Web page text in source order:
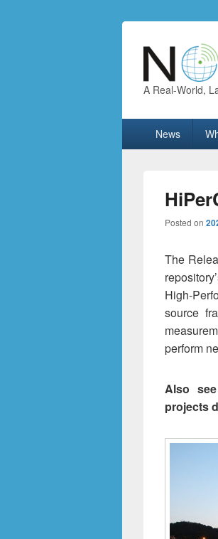
A Real-World,
News
Posted on
The
High-
source
perform
Also see
projects